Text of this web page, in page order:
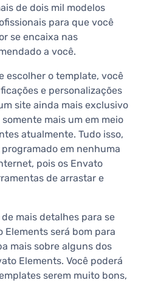
de dois mil modelos
para que você
se encaixa nas
a você.
escolher o template, você
e personalizações
site ainda mais exclusivo
mais um em meio
atualmente. Tudo isso,
em nenhuma
pois os Envato
de arrastar e
mais detalhes para se
será bom para
mais sobre alguns dos
Elements. Você poderá
serem muito bons,